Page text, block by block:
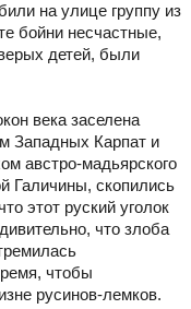
на улице группу из
бойни несчастные,
детей, были
века заселена
Западных Карпат и
австро-мадьярского
Галичины, скопились
этот руский уголок
что злоба
чтобы
русинов-лемков.